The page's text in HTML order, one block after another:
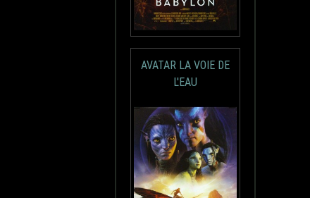
AVATAR LA VOIE DE
L'EAU